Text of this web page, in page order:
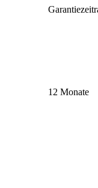
12 Monate